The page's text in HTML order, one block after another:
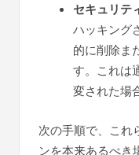
セキュリテ
ハッキング
的に削除ま
す。これは
変された場
次の手順で、これ
ンを本来あるべき